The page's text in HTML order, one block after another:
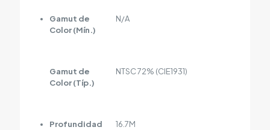
Gamut de
Color (Mín.)
N/A
Gamut de
Color (Típ.)
NTSC 72% (CIE1931)
Profundidad
16.7M